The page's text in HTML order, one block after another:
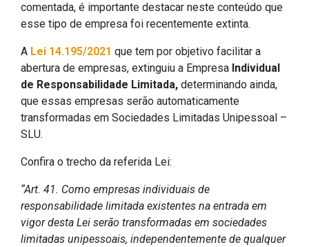
comentada, é importante destacar neste conteúdo que
esse tipo de empresa foi recentemente extinta.
A Lei 14.195/2021 que tem por objetivo facilitar a
abertura de empresas, extinguiu a Empresa Individual
de Responsabilidade Limitada, determinando ainda,
que essas empresas serão automaticamente
transformadas em Sociedades Limitadas Unipessoal –
SLU.
Confira o trecho da referida Lei:
“Art. 41. Como empresas individuais de
responsabilidade limitada existentes na entrada em
vigor desta Lei serão transformadas em sociedades
limitadas unipessoais, independentemente de qualquer